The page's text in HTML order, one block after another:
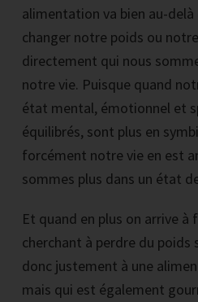
alimentation va bien au-
changer notre poids ou
directement qui nous
notre vie. Puisque quand
état mental, émotionnel et
équilibrés, sont plus en
forcément notre vie en est
sommes plus dans un état
Et quand en plus on arrive à
cherchant à perdre du poids
donc justement à une
mais qui est également